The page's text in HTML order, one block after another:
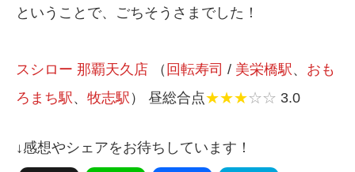
ということで、ごちそうさまでした！
スシロー 那覇天久店 （ 回転寿司 / 美栄橋駅 、 おも
ろまち駅 、 牧志駅 ） 昼総合点★★★☆☆ 3.0
↓感想やシェアをお待ちしています！